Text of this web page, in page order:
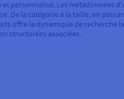
personnalisé. Les métadonnées
De la catégorie à la taille, en
offre la dynamique de recherche
structurées associées.